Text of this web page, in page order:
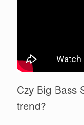
Czy Big Bass
trend?